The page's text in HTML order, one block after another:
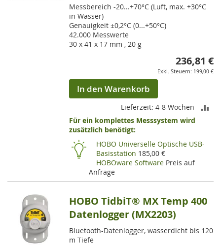
Messbereich -20...+70°C (Luft, max. +30°C
in Wasser)
Genauigkeit ±0,2°C (0...+50°C)
42.000 Messwerte
30 x 41 x 17 mm , 20 g
236,81 €
199,00 €
In den Warenkorb
Lieferzeit: 4-8 Wochen
Für ein komplettes Messsystem wird
zusätzlich benötigt:
HOBO Universelle Optische USB-
Basisstation 185,00 €
HOBOware Software Preis auf
Anfrage
HOBO TidbiT® MX Temp 400
Datenlogger (MX2203)
Bluetooth-Datenlogger, wasserdicht bis 120
m Tiefe